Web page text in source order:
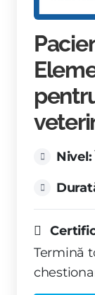
Nivel:
Termină